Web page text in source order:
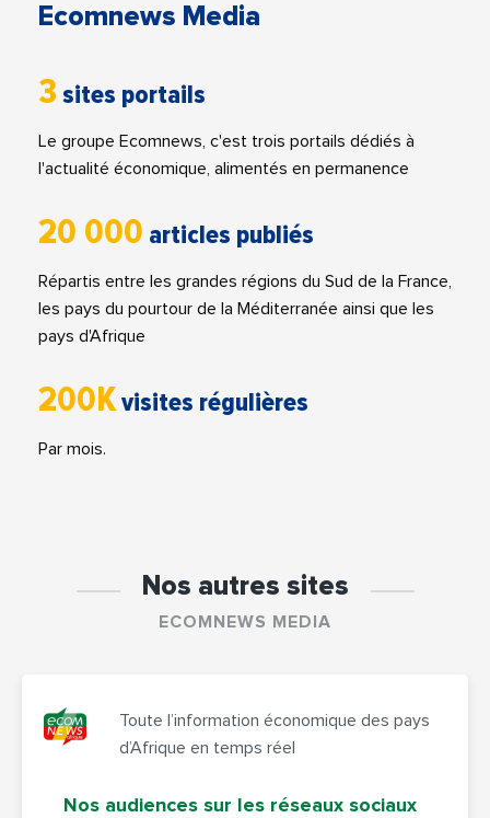
Ecomnews Media
3 sites portails
Le groupe Ecomnews, c'est trois portails dédiés à
l'actualité économique, alimentés en permanence
20 000 articles publiés
Répartis entre les grandes régions du Sud de la France,
les pays du pourtour de la Méditerranée ainsi que les
pays d'Afrique
200Kvisites régulières
Par mois.
Nos autres sites
ECOMNEWS MEDIA
Toute l’information économique des pays
d’Afrique en temps réel
Nos audiences sur les réseaux sociaux